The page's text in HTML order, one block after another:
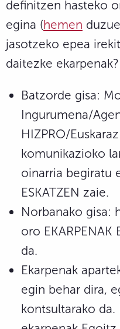
definitzen hasteko
egina (hemen
jasotzeko epea
daitezke ekarpenak?
Batzorde gisa:
Ingurumena/
HIZPRO/
komunikazioko
oinarria begiratu
ESKATZEN zaie.
Norbanako gisa:
oro EKARPENAK
da.
Ekarpenak
egin behar dira,
kontsultarako